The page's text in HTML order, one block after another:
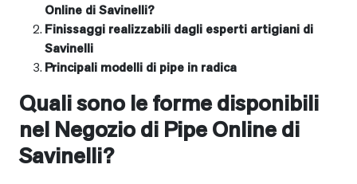
Online di Savinelli?
Finissaggi realizzabili dagli esperti artigiani di
Savinelli
Principali modelli di pipe in radica
Quali sono le forme disponibili
nel Negozio di Pipe Online di
Savinelli?